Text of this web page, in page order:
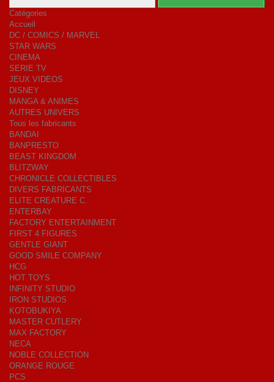
Catégories
Accueil
DC / COMICS / MARVEL
STAR WARS
CINEMA
SERIE TV
JEUX VIDEOS
DISNEY
MANGA & ANIMES
AUTRES UNIVERS
Tous les fabricants
BANDAI
BANPRESTO
BEAST KINGDOM
BLITZWAY
CHRONICLE COLLECTIBLES
DIVERS FABRICANTS
ELITE CREATURE C.
ENTERBAY
FACTORY ENTERTAINMENT
FIRST 4 FIGURES
GENTLE GIANT
GOOD SMILE COMPANY
HCG
HOT TOYS
INFINITY STUDIO
IRON STUDIOS
KOTOBUKIYA
MASTER CUTLERY
MAX FACTORY
NECA
NOBLE COLLECTION
ORANGE ROUGE
PCS